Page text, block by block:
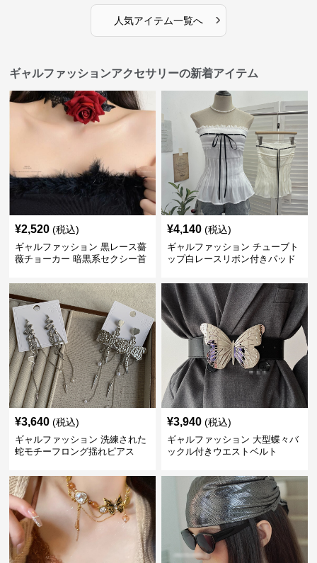
人気アイテム一覧へ ›
ギャルファッションアクセサリーの新着アイテム
¥2,520 (税込)
ギャルファッション 黒レース薔
薇チョーカー 暗黒系セクシー首
¥4,140 (税込)
ギャルファッション チューブト
ップ白レースリボン付きパッド
¥3,640 (税込)
ギャルファッション 洗練された
蛇モチーフロング揺れピアス
¥3,940 (税込)
ギャルファッション 大型蝶々バ
ックル付きウエストベルト